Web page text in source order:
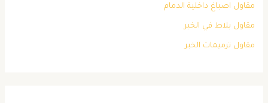
مقاول اصباغ داخلية الدمام
مقاول بلاط في الخبر
مقاول ترميمات الخبر